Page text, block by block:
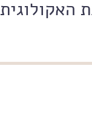
האקולוגית